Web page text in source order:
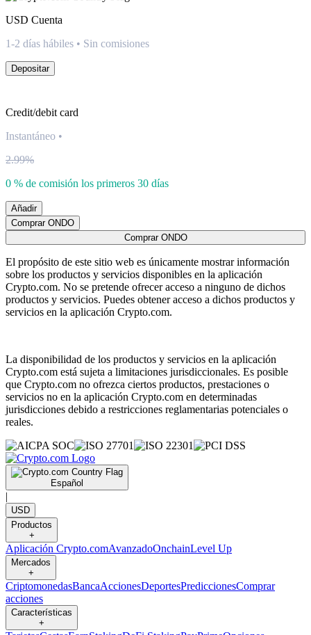
USD Cuenta
1-2 días hábiles • Sin comisiones
Depositar
Credit/debit card
Instantáneo •
2.99%
0 % de comisión los primeros 30 días
Añadir
Comprar ONDO
Comprar ONDO
El propósito de este sitio web es únicamente mostrar información
sobre los productos y servicios disponibles en la aplicación
Crypto.com. No se pretende ofrecer acceso a ninguno de dichos
productos y servicios. Puedes obtener acceso a dichos productos y
servicios en la aplicación Crypto.com.
La disponibilidad de los productos y servicios en la aplicación
Crypto.com está sujeta a limitaciones jurisdiccionales. Es posible
que Crypto.com no ofrezca ciertos productos, prestaciones o
servicios no en la aplicación Crypto.com en determinadas
jurisdicciones debido a restricciones reglamentarias potenciales o
reales.
Español
|
USD
Productos
+
Aplicación Crypto.comAvanzadoOnchainLevel Up
Mercados
+
CriptomonedasBancaAccionesDeportesPrediccionesComprar
acciones
Características
+